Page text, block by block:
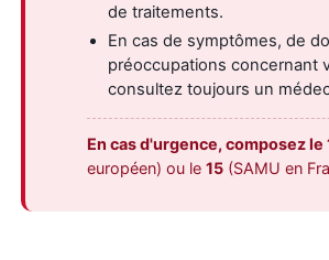
de traitements.
En cas de symptômes, de
préoccupations concernant
consultez toujours un
En cas d'urgence, composez le
européen) ou le15 (SAMU en